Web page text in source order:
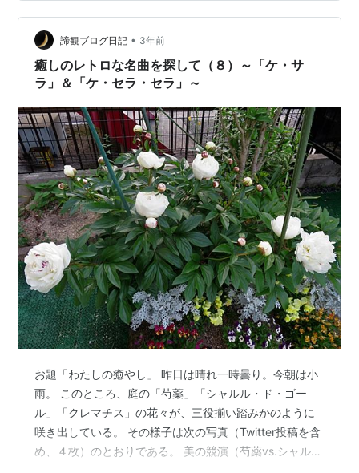
形で映し出してくれる大河も好きですが、その一方で、
歴史バラエティなどで人々を惹きつけるのは歴史的人物
の、教科書には載らないよ…
諦観ブログ日記 • 3年前
癒しのレトロな名曲を探して（８）～「ケ・サ
ラ」＆「ケ・セラ・セラ」～
お題「わたしの癒やし」 昨日は晴れ一時曇り。今朝は小
雨。 このところ、庭の「芍薬」「シャルル・ド・ゴー
ル」「クレマチス」の花々が、三役揃い踏みかのように
咲き出している。 その様子は次の写真（Twitter投稿を含
め、４枚）のとおりである。 美の競演（芍薬vs.シャル